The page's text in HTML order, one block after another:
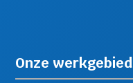
Onze werkgebied